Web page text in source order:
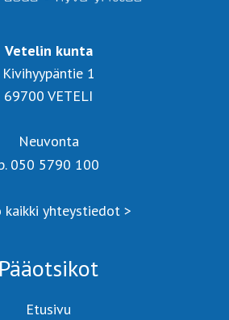
Vetelin kunta
Kivihyypäntie 1
69700 VETELI
Neuvonta
050 5790 100
kaikki yhteystiedot >
Pääotsikot
Etusivu